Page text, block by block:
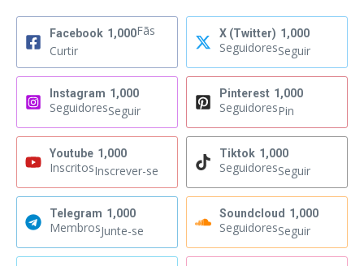
Facebook 1,000Fãs
Curtir
X (Twitter) 1,000
SeguidoresSeguir
Instagram 1,000
SeguidoresSeguir
Pinterest 1,000
SeguidoresPin
Youtube 1,000
InscritosInscrever-se
Tiktok 1,000
SeguidoresSeguir
Telegram 1,000
MembrosJunte-se
Soundcloud 1,000
SeguidoresSeguir